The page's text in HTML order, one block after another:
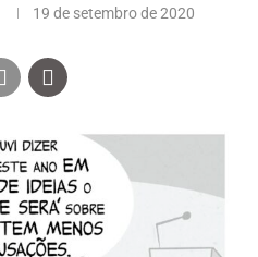
19 de setembro de 2020